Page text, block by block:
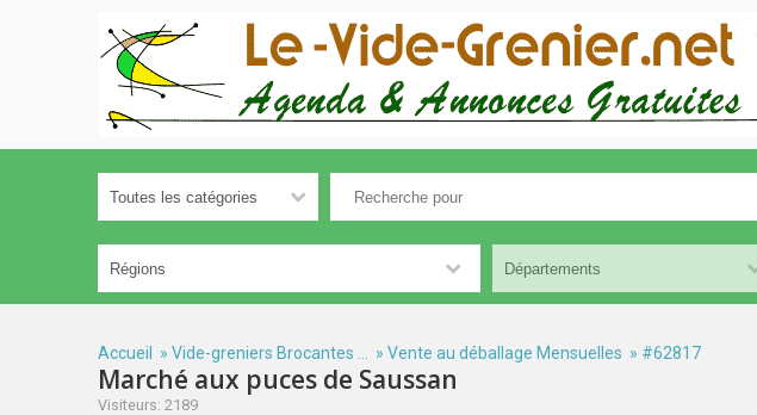
Accueil » Vide-greniers Brocantes ... » Vente au déballage Mensuelles » #62817
Marché aux puces de Saussan
Visiteurs: 2189